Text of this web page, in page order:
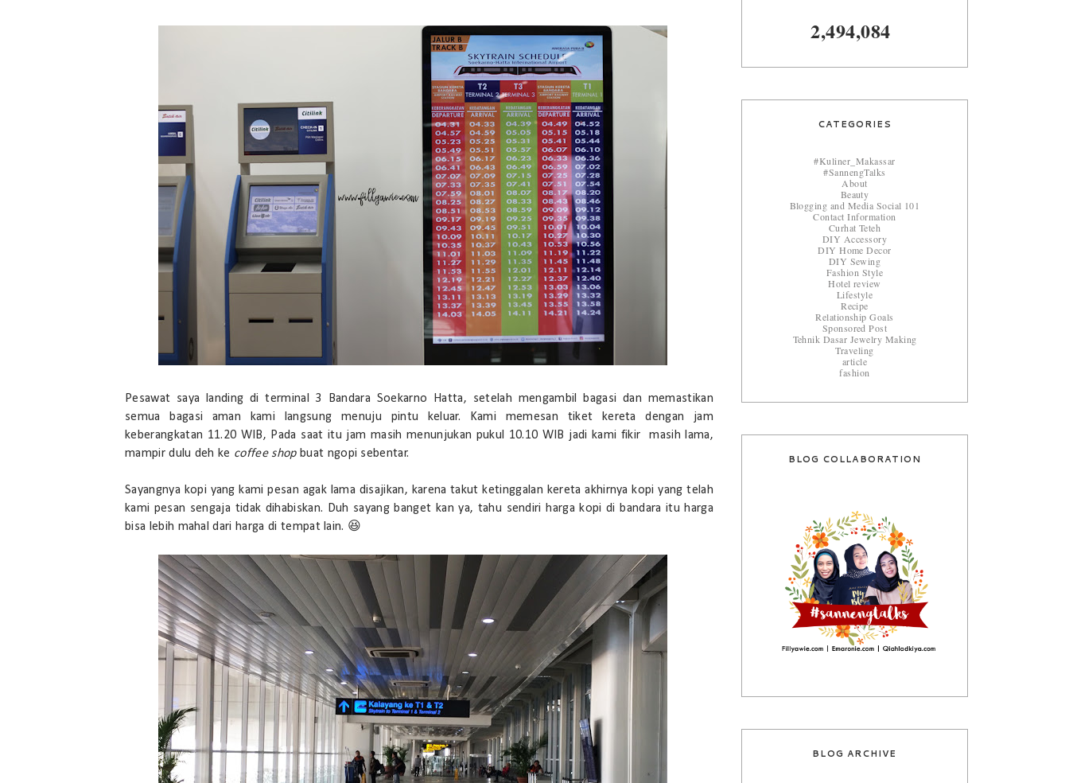
Pesawat saya landing di terminal 3 Bandara Soekarno Hatta, setelah mengambil bagasi dan memastikan
semua bagasi aman kami langsung menuju pintu keluar. Kami memesan tiket kereta dengan jam
keberangkatan 11.20 WIB, Pada saat itu jam masih menunjukan pukul 10.10 WIB jadi kami fikir masih lama,
mampir dulu deh ke coffee shopbuat ngopi sebentar.
Sayangnya kopi yang kami pesan agak lama disajikan, karena takut ketinggalan kereta akhirnya kopi yang telah
kami pesan sengaja tidak dihabiskan. Duh sayang banget kan ya, tahu sendiri harga kopi di bandara itu harga
bisa lebih mahal dari harga di tempat lain. 😆
2,494,084
CATEGORIES
#Kuliner_Makassar
#SannengTalks
About
Beauty
Blogging and Media Social 101
Contact Information
Curhat Teteh
DIY Accessory
DIY Home Decor
DIY Sewing
Fashion Style
Hotel review
Lifestyle
Recipe
Relationship Goals
Sponsored Post
Tehnik Dasar Jewelry Making
Traveling
article
fashion
BLOG COLLABORATION
BLOG ARCHIVE